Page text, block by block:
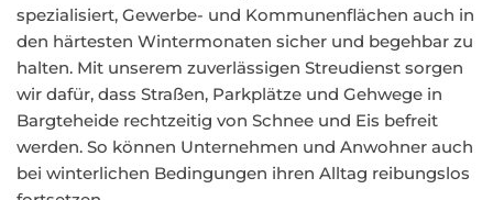
spezialisiert, Gewerbe- und Kommunenflächen auch in
den härtesten Wintermonaten sicher und begehbar zu
halten. Mit unserem zuverlässigen Streudienst sorgen
wir dafür, dass Straßen, Parkplätze und Gehwege in
Bargteheide rechtzeitig von Schnee und Eis befreit
werden. So können Unternehmen und Anwohner auch
bei winterlichen Bedingungen ihren Alltag reibungslos